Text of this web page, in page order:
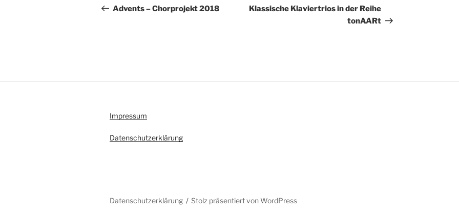
Beitrag
Advents – Chorprojekt 2018
Beitrag
Klassische Klaviertrios in der Reihe
tonAARt
Impressum
Datenschutzerklärung
Datenschutzerklärung Stolz präsentiert von WordPress